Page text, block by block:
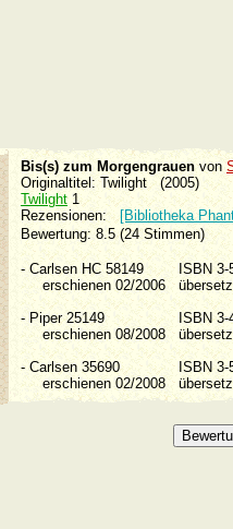
Bis(s) zum Morgengrauenvon
Originaltitel: Twilight (2005)
Twilight1
Rezensionen:[Bibliotheka
Bewertung: 8.5 (24 Stimmen)
- Carlsen HC 58149
ISBN
erschienen 02/2006
- Piper 25149
ISBN
erschienen 08/2008
- Carlsen 35690
ISBN
erschienen 02/2008